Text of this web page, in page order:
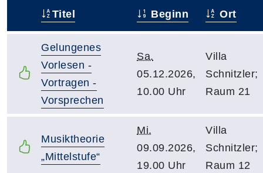
Titel Beginn Ort
Gelungenes
Vorlesen -
Vortragen -
Vorsprechen
Sa.
05.12.2026,
10.00 Uhr
Villa
Schnitzler;
Raum 21
Musiktheorie
„Mittelstufe“
Mi.
09.09.2026,
19.00 Uhr
Villa
Schnitzler;
Raum 12